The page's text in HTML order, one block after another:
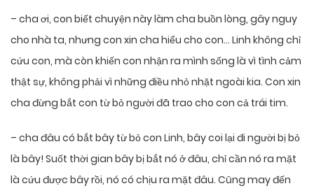
– cha ơi, con biết chuyện này làm cha buồn lòng, gây nguy
cho nhà ta, nhưng con xin cha hiểu cho con… Linh không chỉ
cứu con, mà còn khiến con nhận ra mình sống là vì tình cảm
thật sự, không phải vì những điều nhỏ nhặt ngoài kia. Con xin
cha đừng bắt con từ bỏ người đã trao cho con cả trái tim.
– cha đâu có bắt bây từ bỏ con Linh, bây coi lại đi người bị bỏ
là bây! Suốt thời gian bây bị bắt nó ở đâu, chỉ cần nó ra mặt
là cứu được bây rồi, nó có chịu ra mặt đâu. Cũng may đến